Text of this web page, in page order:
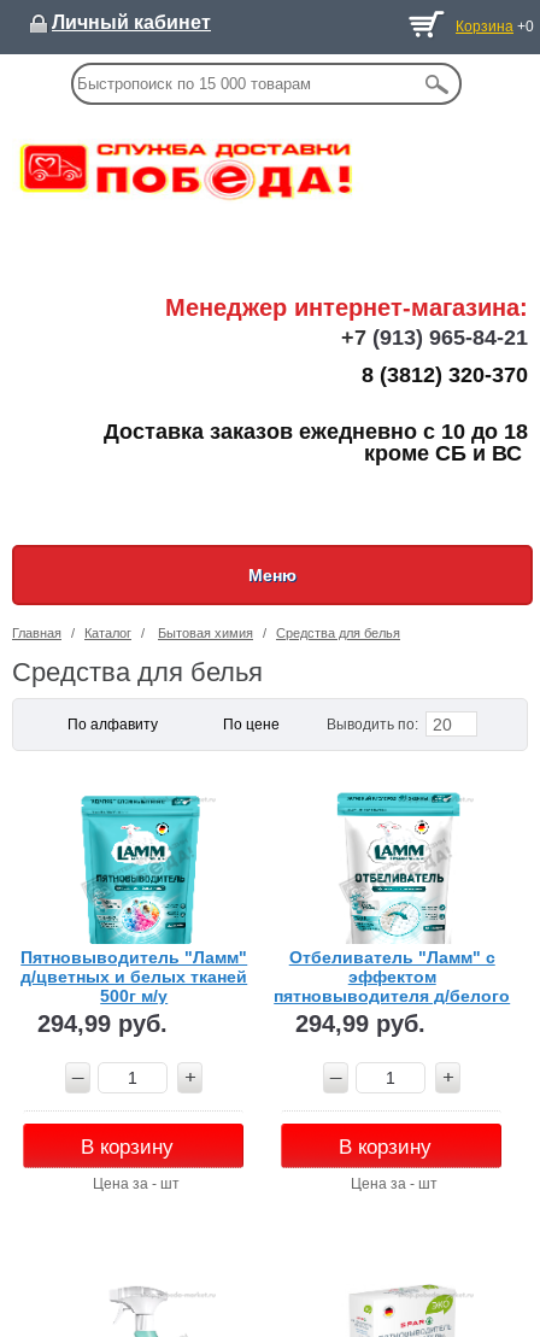
Личный кабинет Корзина +0
Менеджер интернет-магазина:
+7 (913) 965-84-21
8 (3812) 320-370
Доставка заказов ежедневно с 10 до 18
кроме СБ и ВС
Меню
Главная / Каталог / Бытовая химия / Средства для белья
Средства для белья
По алфавиту По цене Выводить по: 20
Пятновыводитель "Ламм"
д/цветных и белых тканей
500г м/у
294,99 руб.
В корзину
Цена за - шт
Отбеливатель "Ламм" с
эффектом
пятновыводителя д/белого
500г м/у
294,99 руб.
В корзину
Цена за - шт